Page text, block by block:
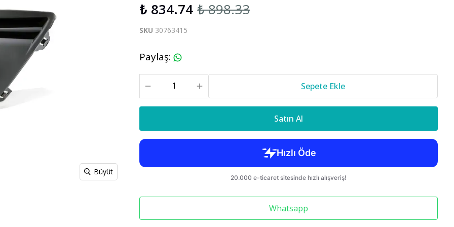
S60 V60 2019-2025
Xc90
Xc90 2003-2013
xc90 2015-2025
Cr-v 2018-
Büyüt
₺ 834.74 ₺ 898.33
SKU 30763415
Paylaş:
Sepete Ekle
Satın Al
Whatsapp